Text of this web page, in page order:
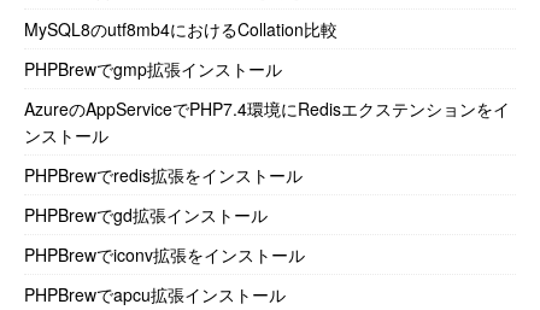
MySQL8のutf8mb4におけるCollation比較
PHPBrewでgmp拡張インストール
AzureのAppServiceでPHP7.4環境にRedisエクステンションをイ
ンストール
PHPBrewでredis拡張をインストール
PHPBrewでgd拡張インストール
PHPBrewでiconv拡張をインストール
PHPBrewでapcu拡張インストール